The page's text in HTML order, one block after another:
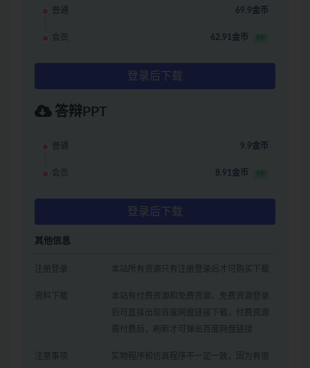
普通 69.9金币
会员 62.91金币 9折
登录后下载
答辩PPT
普通 9.9金币
会员 8.91金币 9折
登录后下载
其他信息
注册登录 本站所有资源只有注册登录后才可购买下载
资料下载
本站有付费资源和免费资源，免费资源登录
后可直接出现百度网盘链接下载，付费资源
需付费后，刷新才可弹出百度网盘链接
注意事项
实物程序和仿真程序不一定一致，因为有很